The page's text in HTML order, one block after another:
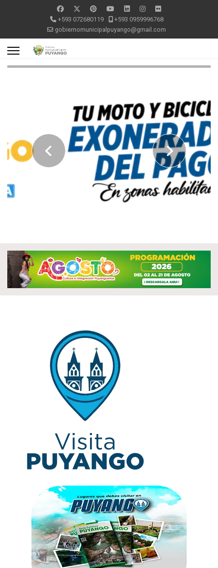
+593 072680119
+593 0959996768
gobiernomunicipalpuyango@gmail.com